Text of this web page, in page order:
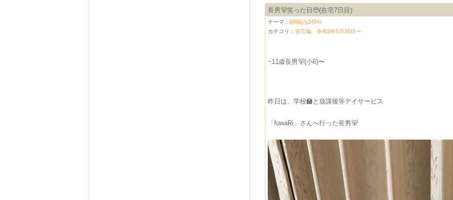
長男🐻笑った日🥹(在宅7日目)
テーマ：闘病記(2454)
カテゴリ：在宅編 令和8年5月30日〜
~11歳長男🐻(小6)〜
昨日は、学校🏫と放課後等デイサービス
「fuwaRi」さんへ行った長男🐻